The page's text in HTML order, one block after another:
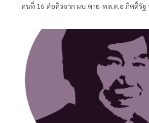
คนที่ 16 ต่อคิวจาก ผบ.ต่าย-พล.ต.อ.กิตติ์รัฐ
ประเด็นให้มีคู่เทียบให้น่าตื่นเต้น